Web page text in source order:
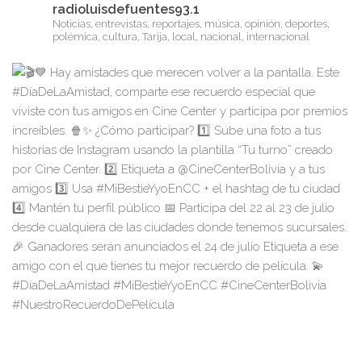
radioluisdefuentes93.1
Noticias, entrevistas, reportajes, música, opinión, deportes,
polémica, cultura, Tarija, local, nacional, internacional